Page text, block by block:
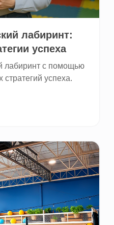
лабиринт:
успеха
лабиринт с помощью
успеха.